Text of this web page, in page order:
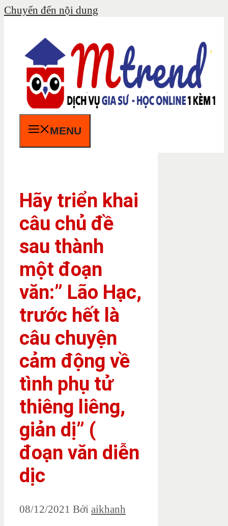
Chuyển đến nội dung
MENU
Hãy triển khai
câu chủ đề
sau thành
một đoạn
văn:” Lão Hạc,
trước hết là
câu chuyện
cảm động về
tình phụ tử
thiêng liêng,
giản dị” (
đoạn văn diễn
dịc
08/12/2021 Bởi aikhanh